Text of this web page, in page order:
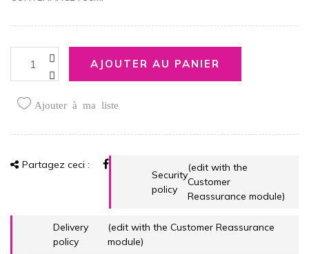
AJOUTER AU PANIER
Ajouter à ma liste
Partagez ceci :
Security
policy
(edit with the
Customer
Reassurance module)
Delivery
policy
(edit with the Customer Reassurance
module)